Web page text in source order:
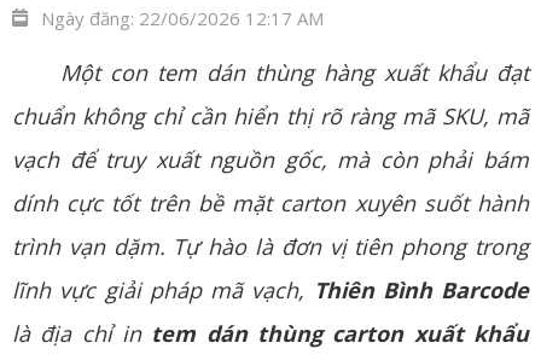
Ngày đăng: 22/06/2026 12:17 AM
Một con tem dán thùng hàng xuất khẩu đạt
chuẩn không chỉ cần hiển thị rõ ràng mã SKU, mã
vạch để truy xuất nguồn gốc, mà còn phải bám
dính cực tốt trên bề mặt carton xuyên suốt hành
trình vạn dặm. Tự hào là đơn vị tiên phong trong
lĩnh vực giải pháp mã vạch, Thiên Bình Barcode
là địa chỉ in tem dán thùng carton xuất khẩu